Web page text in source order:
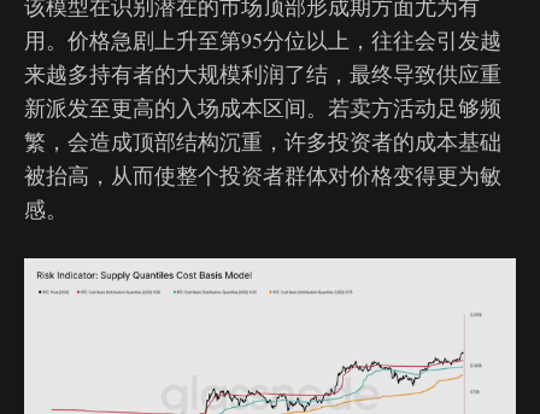
该模型在识别潜在的市场顶部形成期方面尤为有
用。价格急剧上升至第95分位以上，往往会引发越
来越多持有者的大规模利润了结，最终导致供应重
新派发至更高的入场成本区间。若卖方活动足够频
繁，会造成顶部结构沉重，许多投资者的成本基础
被抬高，从而使整个投资者群体对价格变得更为敏
感。